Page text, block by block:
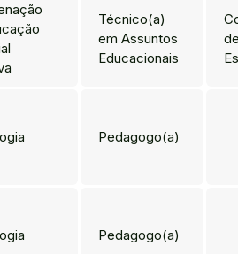
Técnico(a)
em Assuntos
Educacionais
Pedagogo(a)
Pedagogo(a)